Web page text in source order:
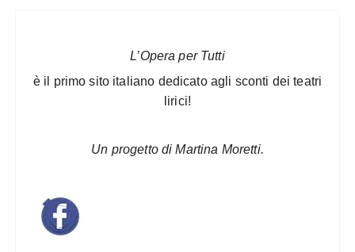
L’Opera per Tutti
è il primo sito italiano dedicato agli sconti dei teatri
lirici!
Un progetto di Martina Moretti.